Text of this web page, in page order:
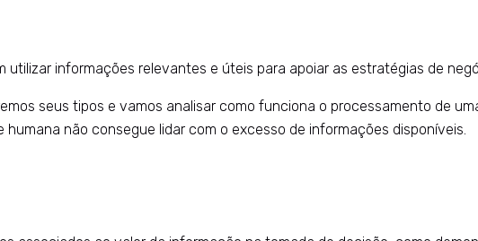
utilizar informações relevantes e úteis para apoiar as estratégias de
seus tipos e vamos analisar como funciona o processamento de
não consegue lidar com o excesso de informações disponíveis.